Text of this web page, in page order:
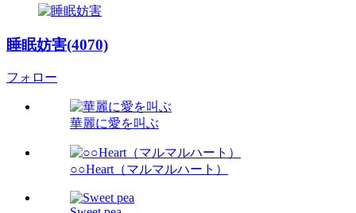
睡眠妨害(4070)
フォロー
華麗に愛を叫ぶ
○○Heart（マルマルハート）